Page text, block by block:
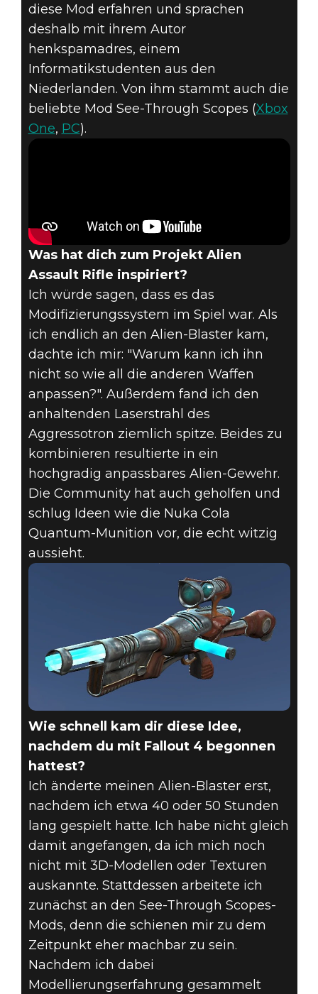
diese Mod erfahren und sprachen
deshalb mit ihrem Autor
henkspamadres, einem
Informatikstudenten aus den
Niederlanden. Von ihm stammt auch die
beliebte Mod See-Through Scopes (Xbox
One, PC).
Was hat dich zum Projekt Alien
Assault Rifle inspiriert?
Ich würde sagen, dass es das
Modifizierungssystem im Spiel war. Als
ich endlich an den Alien-Blaster kam,
dachte ich mir: "Warum kann ich ihn
nicht so wie all die anderen Waffen
anpassen?". Außerdem fand ich den
anhaltenden Laserstrahl des
Aggressotron ziemlich spitze. Beides zu
kombinieren resultierte in ein
hochgradig anpassbares Alien-Gewehr.
Die Community hat auch geholfen und
schlug Ideen wie die Nuka Cola
Quantum-Munition vor, die echt witzig
aussieht.
Wie schnell kam dir diese Idee,
nachdem du mit Fallout 4 begonnen
hattest?
Ich änderte meinen Alien-Blaster erst,
nachdem ich etwa 40 oder 50 Stunden
lang gespielt hatte. Ich habe nicht gleich
damit angefangen, da ich mich noch
nicht mit 3D-Modellen oder Texturen
auskannte. Stattdessen arbeitete ich
zunächst an den See-Through Scopes-
Mods, denn die schienen mir zu dem
Zeitpunkt eher machbar zu sein.
Nachdem ich dabei
Modellierungserfahrung gesammelt